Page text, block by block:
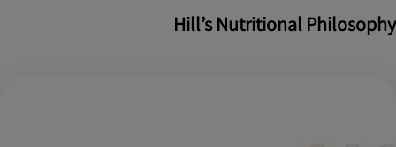
Hill’s Nutritional Philosophy